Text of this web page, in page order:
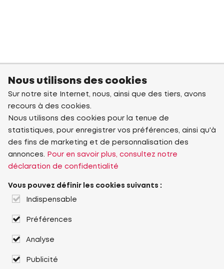
Nous utilisons des cookies
Sur notre site Internet, nous, ainsi que des tiers, avons
recours à des cookies.
Nous utilisons des cookies pour la tenue de
statistiques, pour enregistrer vos préférences, ainsi qu'à
des fins de marketing et de personnalisation des
annonces.
Pour en savoir plus, consultez notre
déclaration de confidentialité
Vous pouvez définir les cookies suivants :
Indispensable
Préférences
Analyse
Publicité